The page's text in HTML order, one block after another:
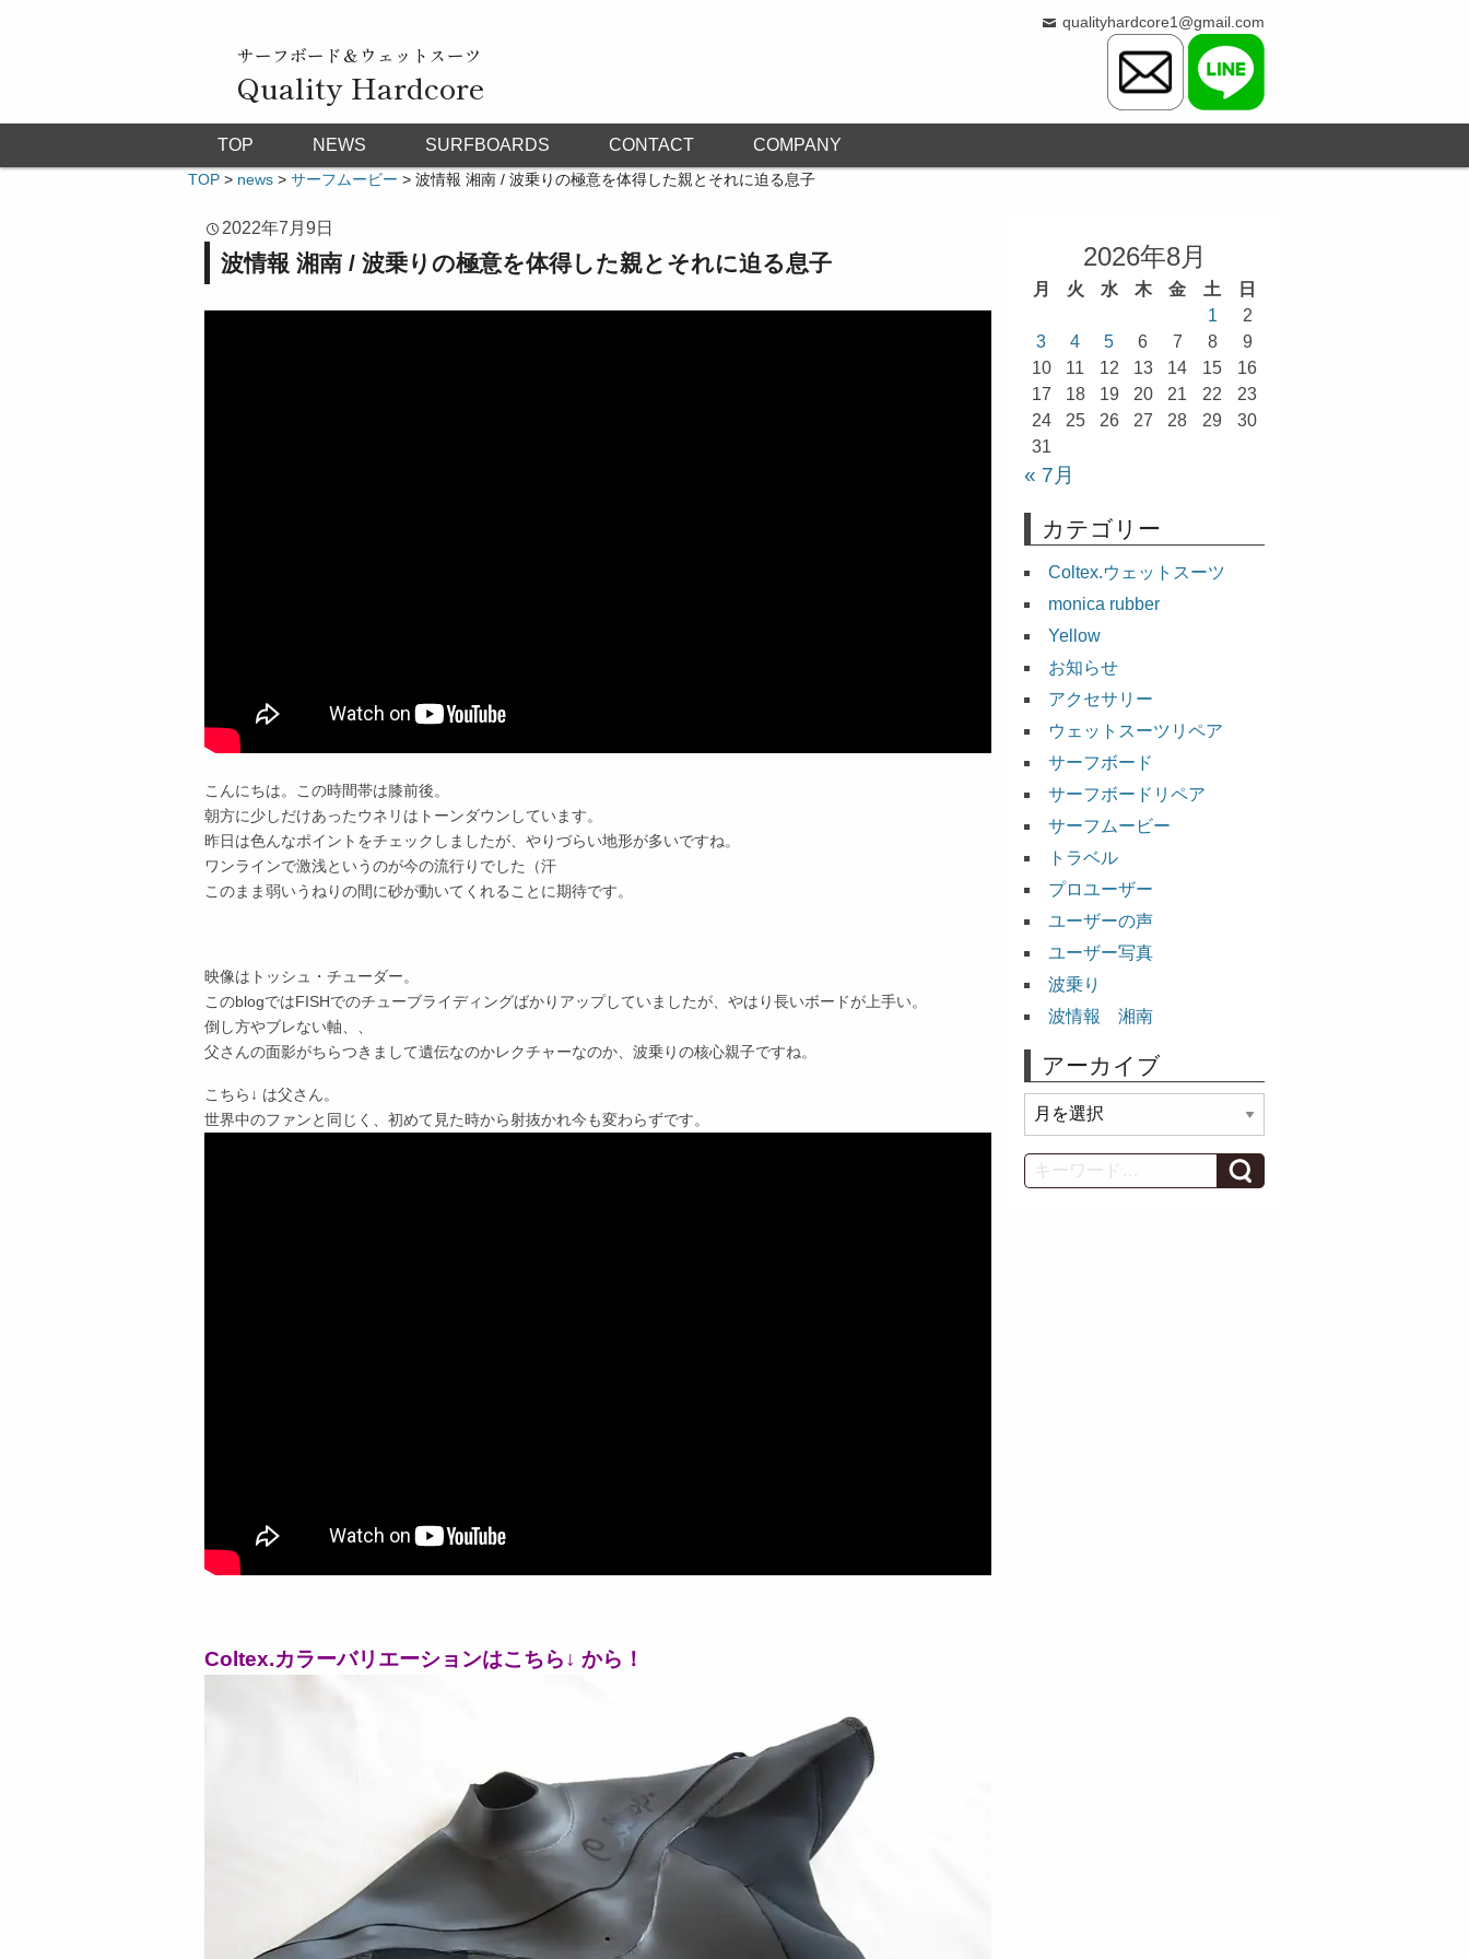
サーフボード＆ウェットスーツ
Quality Hardcore
qualityhardcore1@gmail.com
TOP NEWS SURFBOARDS CONTACT COMPANY
TOP > news > サーフムービー > 波情報 湘南 / 波乗りの極意を体得した親とそれに迫る息子
2022年7月9日
波情報 湘南 / 波乗りの極意を体得した親とそれに迫る息子
こんにちは。この時間帯は膝前後。
朝方に少しだけあったウネリはトーンダウンしています。
昨日は色んなポイントをチェックしましたが、やりづらい地形が多いですね。
ワンラインで激浅というのが今の流行りでした（汗
このまま弱いうねりの間に砂が動いてくれることに期待です。
映像はトッシュ・チューダー。
このblogではFISHでのチューブライディングばかりアップしていましたが、やはり長いボードが上手い。
倒し方やブレない軸、、
父さんの面影がちらつきまして遺伝なのかレクチャーなのか、波乗りの核心親子ですね。
こちら↓ は父さん。
世界中のファンと同じく、初めて見た時から射抜かれ今も変わらずです。
Coltex.カラーバリエーションはこちら↓ から！
2026年8月
月 火 水 木 金 土
日
1
2
3
4 5 6 7 8
9
10
11 12 13 14 15
16
17
18 19 20 21 22
23
24
25 26 27 28 29
30
31
« 7月
カテゴリー
Coltex.ウェットスーツ
monica rubber
Yellow
お知らせ
アクセサリー
ウェットスーツリペア
サーフボード
サーフボードリペア
サーフムービー
トラベル
プロユーザー
ユーザーの声
ユーザー写真
波乗り
波情報 湘南
アーカイブ
ー
カ
イ
Search